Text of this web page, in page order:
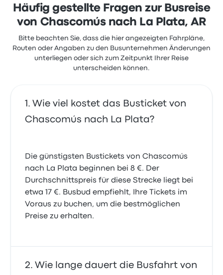
diese Reise beginnen bei 8 €
Häufig gestellte Fragen zur Busreise
von Chascomús nach La Plata, AR
Bitte beachten Sie, dass die hier angezeigten Fahrpläne,
Routen oder Angaben zu den Busunternehmen Änderungen
unterliegen oder sich zum Zeitpunkt Ihrer Reise
unterscheiden können.
Wie viel kostet das Busticket von
Chascomús nach La Plata?
Die günstigsten Bustickets von Chascomús
nach La Plata beginnen bei 8 €. Der
Durchschnittspreis für diese Strecke liegt bei
etwa 17 €. Busbud empfiehlt, Ihre Tickets im
Voraus zu buchen, um die bestmöglichen
Preise zu erhalten.
Wie lange dauert die Busfahrt von